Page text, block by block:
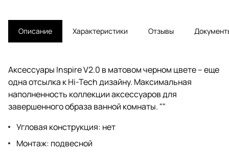
Описание Характеристики Отзывы
Аксессуары Inspire V2.0 в матовом черном цвете – еще
одна отсылка к Hi-Tech дизайну. Максимальная
наполненность коллекции аксессуаров для
завершенного образа ванной комнаты. ""
Угловая конструкция: нет
Монтаж: подвесной